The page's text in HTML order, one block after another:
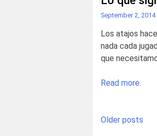
September 2, 2014
Los atajos
nada cada
que
Read more.
Posts
Older posts